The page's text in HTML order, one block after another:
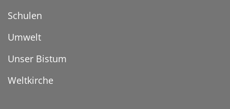
Schulen
Umwelt
Unser Bistum
Weltkirche